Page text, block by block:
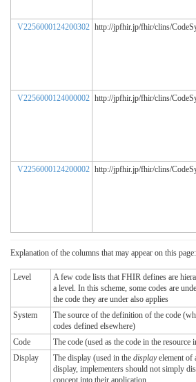
V2256000124200302 http://jpfhir.jp/fhir/clins/
V2256000124000002 http://jpfhir.jp/fhir/clins/
V2256000124200002 http://jpfhir.jp/fhir/clins/
Explanation of the columns that may appear on this page:
Level
A few code lists that FHIR defines are
a level. In this scheme, some codes are
the code they are under also applies
System
The source of the definition of the code
codes defined elsewhere)
Code
The code (used as the code in the resource
Display
The display (used in the displayelement of
display, implementers should not simply